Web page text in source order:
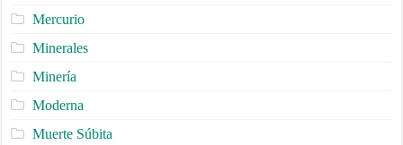
Mercurio
Minerales
Minería
Moderna
Muerte Súbita